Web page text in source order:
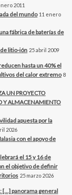
2011
del mundo 11 enero
litio-ión 25 abril 2009
hasta un 40% el
del calor extremo 8
UN PROYECTO
Y ALMACENAMIENTO
apuesta por la
2026
con el apoyo de
el 15 y 16 de
el objetivo de definir
25 marzo 2026
[…] panorama general